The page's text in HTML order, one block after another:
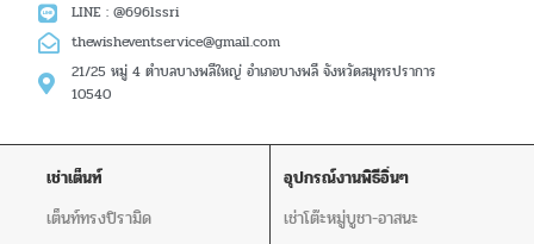
LINE : @696lssri
thewisheventservice@gmail.com
21/25 หมู่ 4 ตำบลบางพลีใหญ่ อำเภอบางพลี จังหวัดสมุทรปราการ
10540
เช่าเต็นท์
เต็นท์ทรงปิรามิด
อุปกรณ์งานพิธีอิ่นๆ
เช่าโต๊ะหมู่บูชา-อาสนะ